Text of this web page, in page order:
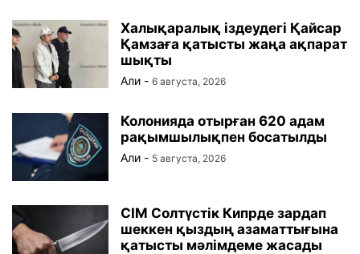
Халықаралық іздеудегі Қайсар
Қамзаға қатысты жаңа ақпарат
шықты
Али - 6 августа, 2026
Колонияда отырған 620 адам
рақымшылықпен босатылды
Али - 5 августа, 2026
СІМ Солтүстік Кипрде зардап
шеккен қыздың азаматтығына
қатысты мәлімдеме жасады